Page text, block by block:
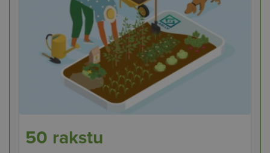
50 rakstu